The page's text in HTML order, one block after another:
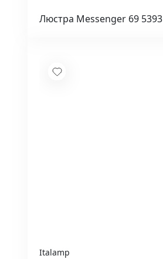
Люстра Messenger 69 5393
Italamp